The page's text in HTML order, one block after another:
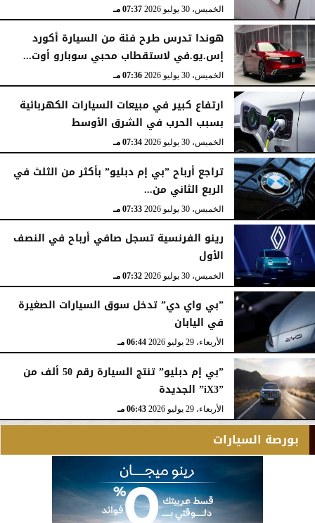
الخميس، 30 يوليو 2026 07:37 مـ
هوندا تدرس طرح فئة من السيارة أكورد
إس.يو.في لاستقطاب محبي سوبارو أوت...
الخميس، 30 يوليو 2026 07:36 مـ
ارتفاع كبير في مبيعات السيارات الكهربائية
بسبب الحرب في الشرق الأوسط
الخميس، 30 يوليو 2026 07:34 مـ
تراجع أرباح ”بي إم دبليو” بأكثر من الثلث في
الربع الثاني من...
الخميس، 30 يوليو 2026 07:33 مـ
رينو الفرنسية تسجل صافي أرباح في النصف
الأول
الخميس، 30 يوليو 2026 07:32 مـ
”بي واي دي” تدخل سوق السيارات الصغيرة
في اليابان
الأربعاء، 29 يوليو 2026 06:44 مـ
”بي إم دبليو” تنتج السيارة رقم 50 ألف من
”iX3” الجديدة
الأربعاء، 29 يوليو 2026 06:43 مـ
بورصة السيارات